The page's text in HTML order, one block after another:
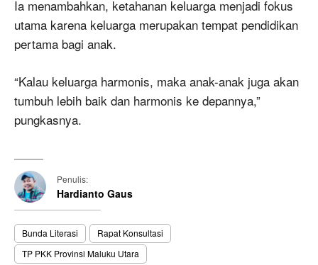
Ia menambahkan, ketahanan keluarga menjadi fokus
utama karena keluarga merupakan tempat pendidikan
pertama bagi anak.
“Kalau keluarga harmonis, maka anak-anak juga akan
tumbuh lebih baik dan harmonis ke depannya,”
pungkasnya.
Penulis:
Hardianto Gaus
Bunda Literasi
Rapat Konsultasi
TP PKK Provinsi Maluku Utara